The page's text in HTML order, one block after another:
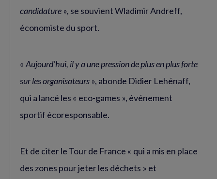
candidature », se souvient Wladimir Andreff,
économiste du sport.
«Aujourd’hui, il y a une pression de plus en plus forte
sur les organisateurs », abonde Didier Lehénaff,
qui a lancé les « eco-games », événement
sportif écoresponsable.
Et de citer le Tour de France « qui a mis en place
des zones pour jeter les déchets » et